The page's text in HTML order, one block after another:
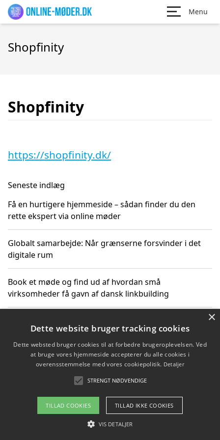
Menu
Shopfinity
Shopfinity
https://shopfinity.dk/
Seneste indlæg
Få en hurtigere hjemmeside – sådan finder du den
rette ekspert via online møder
Globalt samarbejde: Når grænserne forsvinder i det
digitale rum
Book et møde og find ud af hvordan små
virksomheder få gavn af dansk linkbuilding
får du indgår et samarbejde
Hold et møde med en WordPress ekspert og vælg den
mest professionelle til at vedligeholde din løsning
Copyright 2026 - Pilanto Aps
Om / kontakt
×
Dette website bruger tracking cookies
Dette websted bruger cookies til at forbedre brugeroplevelsen. Ved
at bruge vores hjemmeside accepterer du alle cookies i
overensstemmelse med vores cookiepolitik. Detaljer
STRENGT NØDVENDIGE
TILLAD COOKIES TILLAD IKKE COOKIES
VIS DETALJER